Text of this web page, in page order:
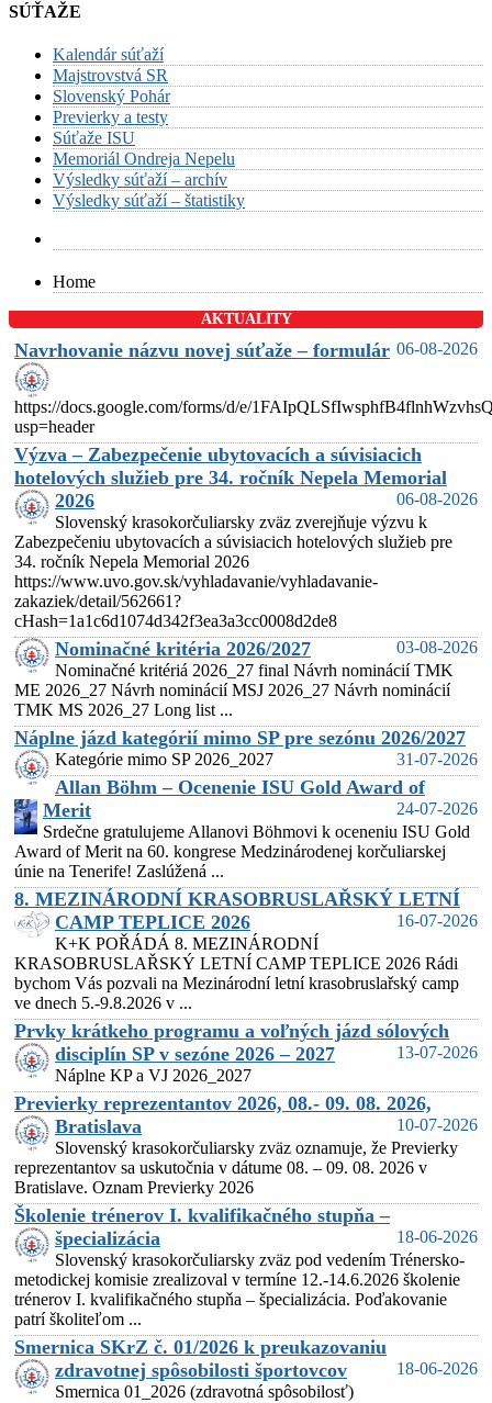
SÚŤAŽE
Kalendár súťaží
Majstrovstvá SR
Slovenský Pohár
Previerky a testy
Súťaže ISU
Memoriál Ondreja Nepelu
Výsledky súťaží – archív
Výsledky súťaží – štatistiky
Home
AKTUALITY
Navrhovanie názvu novej súťaže – formulár 06-08-2026
https://docs.google.com/forms/d/e/
usp=header
Výzva – Zabezpečenie ubytovacích a súvisiacich
hotelových služieb pre 34. ročník Nepela Memorial
2026
06-08-2026
Slovenský krasokorčuliarsky zväz zverejňuje výzvu k
Zabezpečeniu ubytovacích a súvisiacich hotelových služieb pre
34. ročník Nepela Memorial 2026
https://www.uvo.gov.sk/vyhladavanie/vyhladavanie-
zakaziek/detail/562661?
cHash=1a1c6d1074d342f3ea3a3cc0008d2de8
Nominačné kritéria 2026/2027
03-08-2026
Nominačné kritériá 2026_27 final Návrh nominácií TMK
ME 2026_27 Návrh nominácií MSJ 2026_27 Návrh nominácií
TMK MS 2026_27 Long list ...
Náplne jázd kategórií mimo SP pre sezónu 2026/2027
31-07-2026
Kategórie mimo SP 2026_2027
Allan Böhm – Ocenenie ISU Gold Award of
Merit
24-07-2026
Srdečne gratulujeme Allanovi Böhmovi k oceneniu ISU Gold
Award of Merit na 60. kongrese Medzinárodenej korčuliarskej
únie na Tenerife! Zaslúžená ...
8. MEZINÁRODNÍ KRASOBRUSLAŘSKÝ LETNÍ
CAMP TEPLICE 2026
16-07-2026
K+K POŘÁDÁ 8. MEZINÁRODNÍ
KRASOBRUSLAŘSKÝ LETNÍ CAMP TEPLICE 2026 Rádi
bychom Vás pozvali na Mezinárodní letní krasobruslařský camp
ve dnech 5.-9.8.2026 v ...
Prvky krátkeho programu a voľných jázd sólových
disciplín SP v sezóne 2026 – 2027
13-07-2026
Náplne KP a VJ 2026_2027
Previerky reprezentantov 2026, 08.- 09. 08. 2026,
Bratislava
10-07-2026
Slovenský krasokorčuliarsky zväz oznamuje, že Previerky
reprezentantov sa uskutočnia v dátume 08. – 09. 08. 2026 v
Bratislave. Oznam Previerky 2026
Školenie trénerov I. kvalifikačného stupňa –
špecializácia
18-06-2026
Slovenský krasokorčuliarsky zväz pod vedením Trénersko-
metodickej komisie zrealizoval v termíne 12.-14.6.2026 školenie
trénerov I. kvalifikačného stupňa – špecializácia. Poďakovanie
patrí školiteľom ...
Smernica SKrZ č. 01/2026 k preukazovaniu
zdravotnej spôsobilosti športovcov
18-06-2026
Smernica 01_2026 (zdravotná spôsobilosť)